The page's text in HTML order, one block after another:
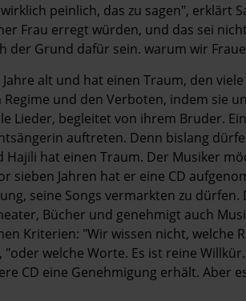
peinlich, das zu sagen", erklärt
Frau erregt würden, und das sei
der Grund dafür sein. warum wir
Jahre alt und hat einen Traum, den
und den Verboten, indem sie
Lieder, begleitet von ihrem Bruder.
auftreten. Denn bislang
Hajili hat einen Traum. Der Musiker
sieben Jahren hat er eine CD
seine Songs vermarkten zu
Bücher und genehmigt auch
Kriterien: "Wir wissen nicht,
"oder welche Worte. Es ist reine
CD eine Genehmigung erhält. Aber